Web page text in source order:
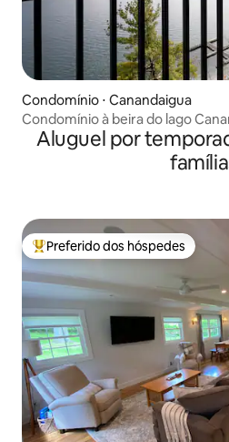
Condomínio ⋅ Canandaigua
Condomínio à beira do lago
Aluguel por
Entre os melhores preferidos dos
Preferido dos hóspedes